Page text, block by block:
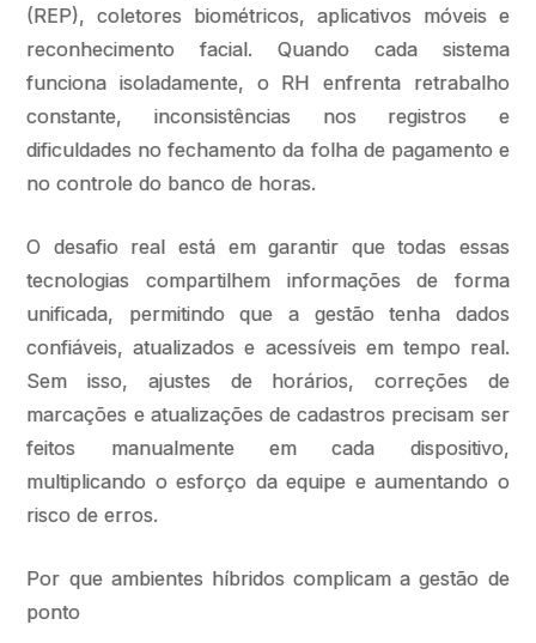
(REP), coletores biométricos, aplicativos móveis e
reconhecimento facial. Quando cada sistema
funciona isoladamente, o RH enfrenta retrabalho
constante, inconsistências nos registros e
dificuldades no fechamento da folha de pagamento e
no controle do banco de horas.
O desafio real está em garantir que todas essas
tecnologias compartilhem informações de forma
unificada, permitindo que a gestão tenha dados
confiáveis, atualizados e acessíveis em tempo real.
Sem isso, ajustes de horários, correções de
marcações e atualizações de cadastros precisam ser
feitos manualmente em cada dispositivo,
multiplicando o esforço da equipe e aumentando o
risco de erros.
Por que ambientes híbridos complicam a gestão de
ponto